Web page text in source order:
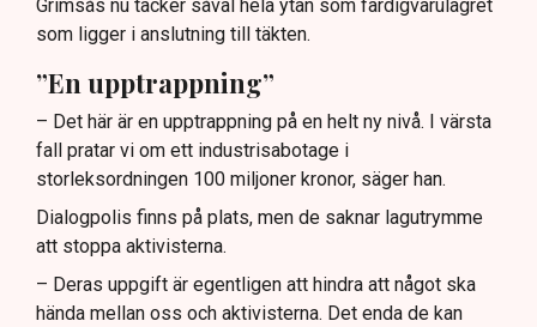
Grimsås nu täcker såväl hela ytan som färdigvarulagret
som ligger i anslutning till täkten.
”En upptrappning”
– Det här är en upptrappning på en helt ny nivå. I värsta
fall pratar vi om ett industrisabotage i
storleksordningen 100 miljoner kronor, säger han.
Dialogpolis finns på plats, men de saknar lagutrymme
att stoppa aktivisterna.
– Deras uppgift är egentligen att hindra att något ska
hända mellan oss och aktivisterna. Det enda de kan